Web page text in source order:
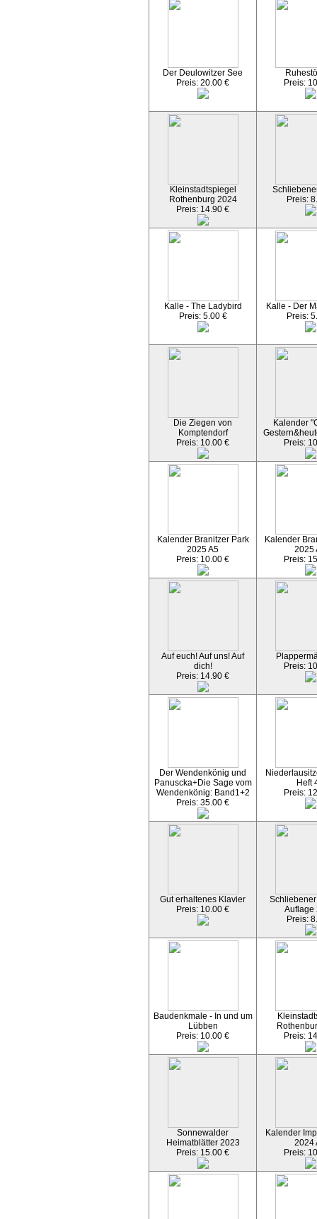
Der Deulowitzer See
Preis: 20.00 €
Preis:
Kleinstadtspiegel
Rothenburg 2024
Preis: 14.90 €
Preis:
Kalle - The Ladybird
Preis: 5.00 €
Kalle - Der
Preis:
Die Ziegen von
Komptendorf
Preis: 10.00 €
Kalender
Preis:
Kalender Branitzer Park
2025 A5
Preis: 10.00 €
Kalender
2025
Preis:
Auf euch! Auf uns! Auf
dich!
Preis: 14.90 €
Preis:
Der Wendenkönig und
Panuscka+Die Sage vom
Wendenkönig: Band1+2
Preis: 35.00 €
Heft
Preis:
Gut erhaltenes Klavier
Preis: 10.00 €
Auflage
Preis:
Baudenkmale - In und um
Lübben
Preis: 10.00 €
Preis:
Sonnewalder
Heimatblätter 2023
Preis: 15.00 €
Kalender
2024
Preis: